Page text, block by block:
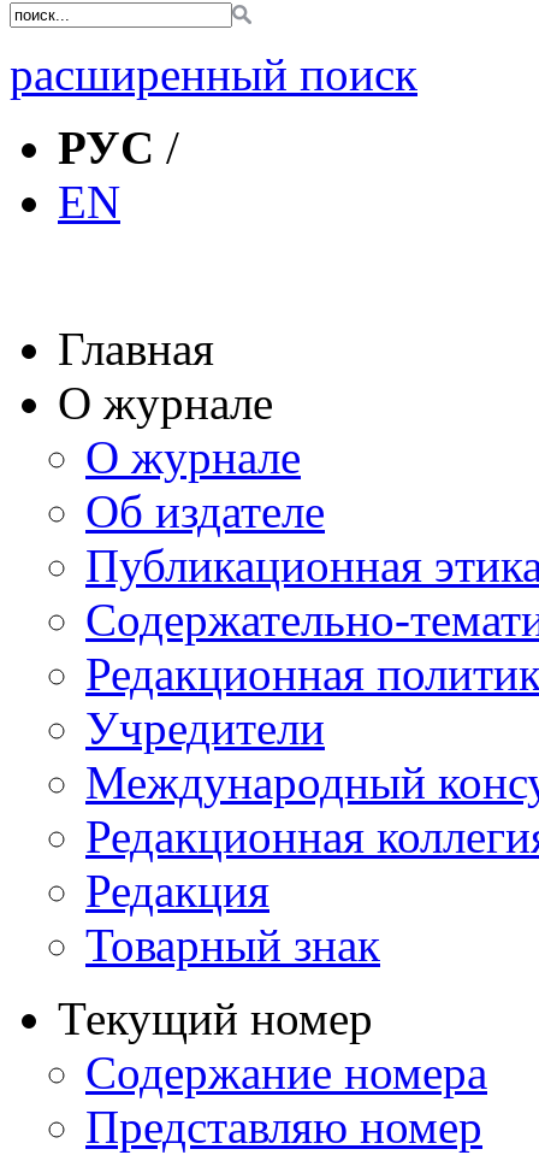
расширенный поиск
РУС /
EN
Главная
О журнале
О журнале
Об издателе
Публикационная
Содержательно-
Редакционная
Учредители
Международный
Редакционная
Редакция
Товарный знак
Текущий номер
Содержание номера
Представляю номер